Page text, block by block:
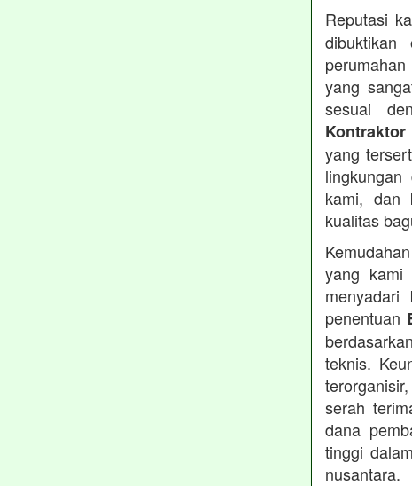
Reputasi
yang
sesuai
yang
kami, dan
kualitas
yang kami
penentuan
teknis.
serah
dana
tinggi
nusantara.